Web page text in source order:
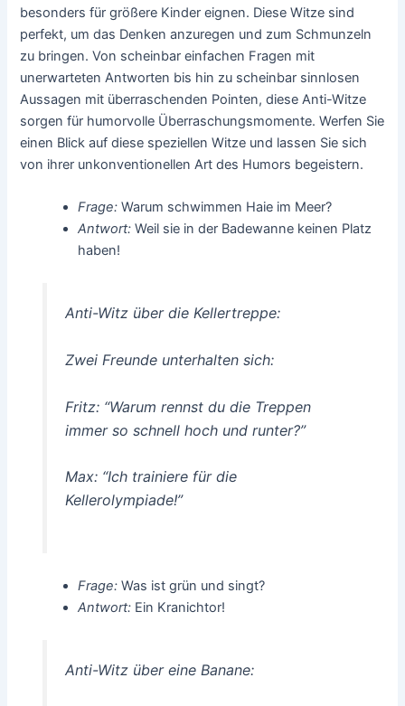
besonders für größere Kinder eignen. Diese Witze sind
perfekt, um das Denken anzuregen und zum Schmunzeln
zu bringen. Von scheinbar einfachen Fragen mit
unerwarteten Antworten bis hin zu scheinbar sinnlosen
Aussagen mit überraschenden Pointen, diese Anti-Witze
sorgen für humorvolle Überraschungsmomente. Werfen Sie
einen Blick auf diese speziellen Witze und lassen Sie sich
von ihrer unkonventionellen Art des Humors begeistern.
Frage: Warum schwimmen Haie im Meer?
Antwort: Weil sie in der Badewanne keinen Platz
haben!
Anti-Witz über die Kellertreppe:
Zwei Freunde unterhalten sich:
Fritz: “Warum rennst du die Treppen
immer so schnell hoch und runter?”
Max: “Ich trainiere für die
Kellerolympiade!”
Frage: Was ist grün und singt?
Antwort: Ein Kranichtor!
Anti-Witz über eine Banane: